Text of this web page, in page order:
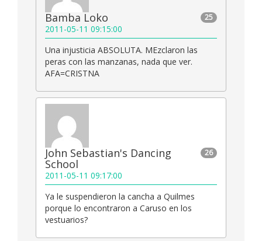
25
Bamba Loko
2011-05-11 09:15:00
Una injusticia ABSOLUTA. MEzclaron las
peras con las manzanas, nada que ver.
AFA=CRISTNA
26
John Sebastian's Dancing
School
2011-05-11 09:17:00
Ya le suspendieron la cancha a Quilmes
porque lo encontraron a Caruso en los
vestuarios?